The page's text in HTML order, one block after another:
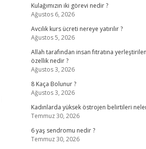
Kulağımızın iki görevi nedir ?
Ağustos 6, 2026
Avcılık kurs ücreti nereye yatırılır ?
Ağustos 5, 2026
Allah tarafından insan fıtratına
özellik nedir ?
Ağustos 3, 2026
8 Kaça Bolunur ?
Ağustos 3, 2026
Kadınlarda yüksek östrojen belirtileri
Temmuz 30, 2026
6 yaş sendromu nedir ?
Temmuz 30, 2026